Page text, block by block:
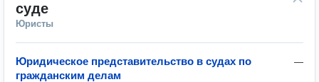
суде
Юристы
—
Юридическое представительство в судах по
гражданским делам